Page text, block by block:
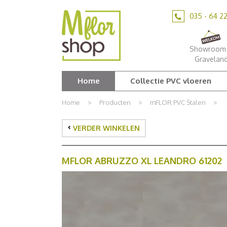
Home > Producten > mFLOR PVC Stalen >
035 - 64
Home Collectie PVC vloeren
VERDER WINKELEN
MFLOR ABRUZZO XL LEANDRO 61202